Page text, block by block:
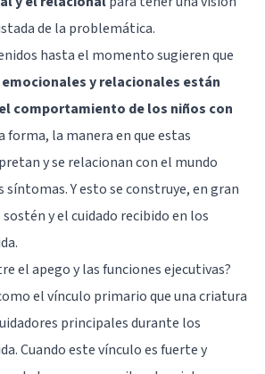
de la problemática.
hasta el momento sugieren que
y relacionales están
comportamiento de los niños con
forma, la manera en que estas
y se relacionan con el mundo
síntomas. Y esto se construye, en gran
y el cuidado recibido en los
el apego y las funciones ejecutivas?
el vínculo primario que una criatura
principales durante los
Cuando este vínculo es fuerte y